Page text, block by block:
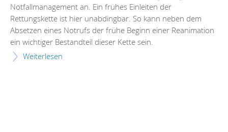
Notfallmanagement an. Ein frühes Einleiten der
Rettungskette ist hier unabdingbar. So kann neben dem
Absetzen eines Notrufs der frühe Beginn einer Reanimation
ein wichtiger Bestandteil dieser Kette sein.
Weiterlesen